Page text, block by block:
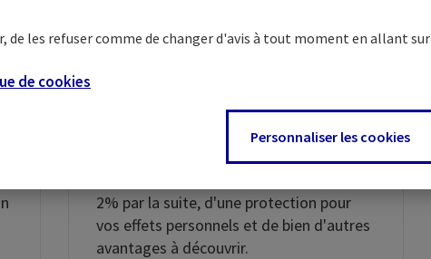
Avec la Formule Ogoon(7), profitez d'un
remboursement de 8% de vos primes
2% par la suite, d'une protection pour
vos effets personnels et de bien d'autres
avantages à découvrir.
de les refuser comme de changer d'avis à tout moment en allant sur
de cookies
Personnaliser les cookies